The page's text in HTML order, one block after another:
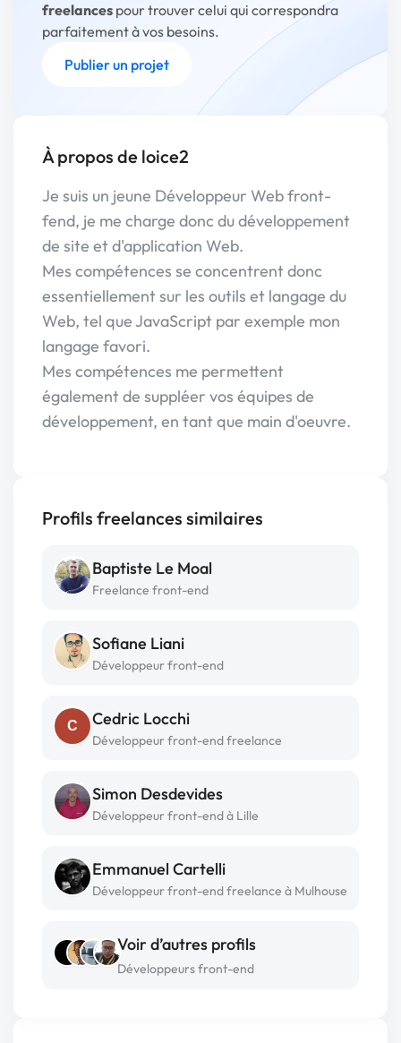
freelances pour trouver celui qui correspondra
parfaitement à vos besoins.
Publier un projet
À propos de loice2
Je suis un jeune Développeur Web front-
fend, je me charge donc du développement
de site et d'application Web.
Mes compétences se concentrent donc
essentiellement sur les outils et langage du
Web, tel que JavaScript par exemple mon
langage favori.
Mes compétences me permettent
également de suppléer vos équipes de
développement, en tant que main d'oeuvre.
Profils freelances similaires
Baptiste Le Moal
Freelance front-end
Sofiane Liani
Développeur front-end
C Cedric Locchi
Développeur front-end freelance
Simon Desdevides
Développeur front-end à Lille
Emmanuel Cartelli
Développeur front-end freelance à Mulhouse
Voir d’autres profils
Développeurs front-end